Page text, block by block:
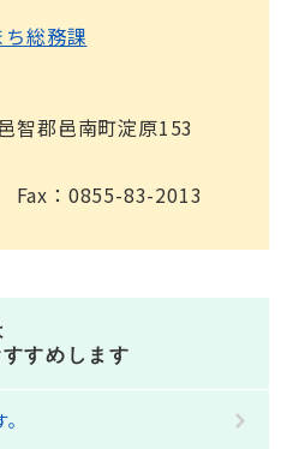
総務課
郡邑南町淀原153
Fax：0855-83-2013
すめします